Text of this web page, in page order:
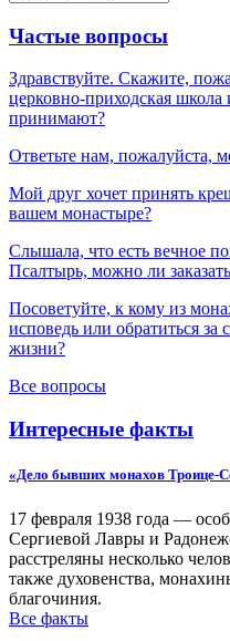
Частые вопросы
Здравствуйте. Скажите,
церковно-приходская школа
принимают?
Ответьте нам, пожалуйста,
Мой друг хочет принять
вашем монастыре?
Слышала, что есть вечное
Псалтырь, можно ли
Посоветуйте, к кому из
исповедь или обратиться
жизни?
Все вопросы
Интересные факты
«Дело бывших монахов Троице-
17 февраля 1938 года —
Сергиевой Лавры и
расстреляны несколько
также духовенства,
благочиния.
Все факты